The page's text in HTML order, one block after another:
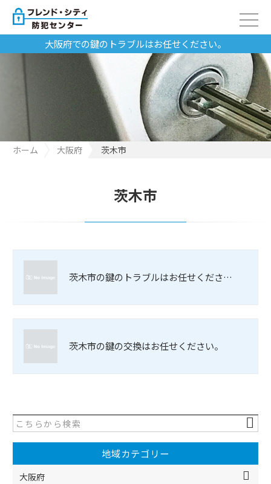
大阪府での鍵のトラブルはお任せください。
ホーム 大阪府 茨木市
茨木市
茨木市の鍵のトラブルはお任せくださ…
茨木市の鍵の交換はお任せください。
地域カテゴリー
大阪府